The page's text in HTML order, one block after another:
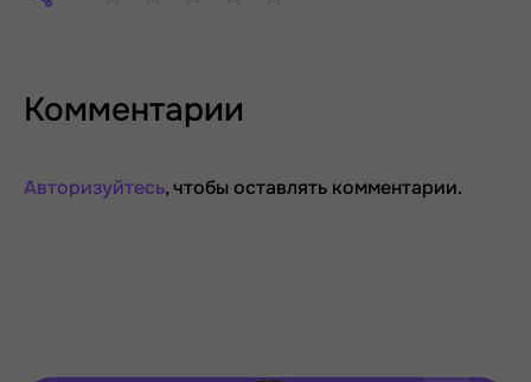
Комментарии
Авторизуйтесь, чтобы оставлять комментарии.